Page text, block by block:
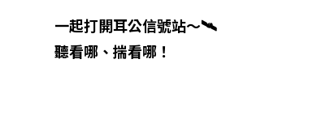
一起打開耳公信號站～🛰️
聽看哪、揣看哪！